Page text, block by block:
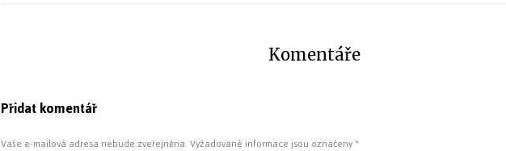
Komentáře
Přidat komentář
Vaše e-mailová adresa nebude zveřejněna.Vyžadované informace jsou označeny*